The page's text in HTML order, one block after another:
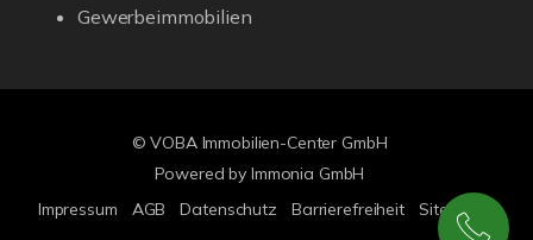
Gewerbeimmobilien
© VOBA Immobilien-Center GmbH
Powered by Immonia GmbH
Impressum
AGB Datenschutz Barrierefreiheit Sitemap